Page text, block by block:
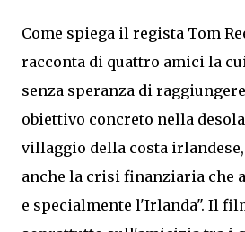
Come spiega il regista Tom
racconta di quattro amici la
senza speranza di
obiettivo concreto nella
villaggio della costa
anche la crisi finanziaria che
e specialmente l'Irlanda". Il